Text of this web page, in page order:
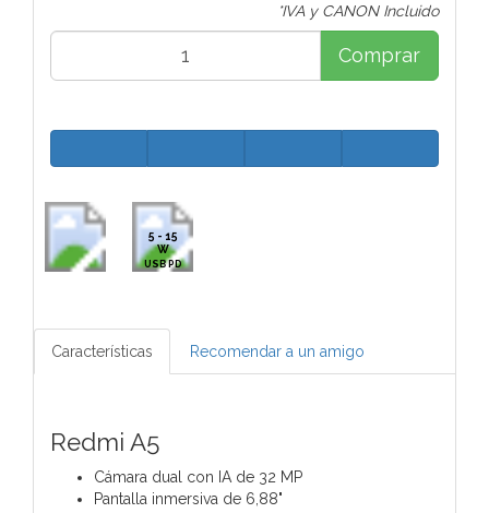
*IVA y CANON Incluido
Comprar
5 - 15
W
USB PD
Características Recomendar a un amigo
Redmi A5
Cámara dual con IA de 32 MP
Pantalla inmersiva de 6,88"